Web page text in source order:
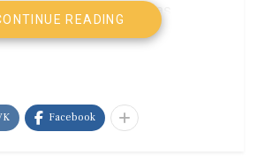
las familias
en gastarse un dineral para
siglo después de que cayera el
READING
Facebook